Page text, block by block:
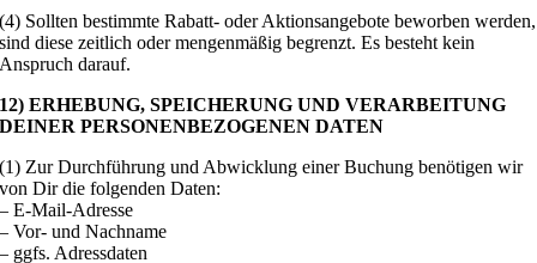
(4) Sollten bestimmte Rabatt- oder Aktionsangebote beworben werden,
sind diese zeitlich oder mengenmäßig begrenzt. Es besteht kein
Anspruch darauf.
12) ERHEBUNG, SPEICHERUNG UND VERARBEITUNG
DEINER PERSONENBEZOGENEN DATEN
(1) Zur Durchführung und Abwicklung einer Buchung benötigen wir
von Dir die folgenden Daten:
– E-Mail-Adresse
– Vor- und Nachname
– ggfs. Adressdaten